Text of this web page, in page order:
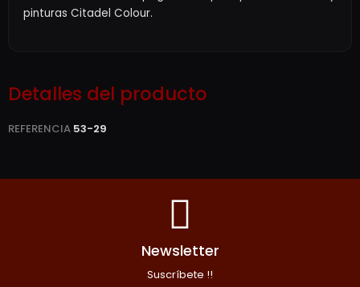
pinturas Citadel Colour.
Detalles del producto
REFERENCIA 53-29
Newsletter
Suscríbete !!